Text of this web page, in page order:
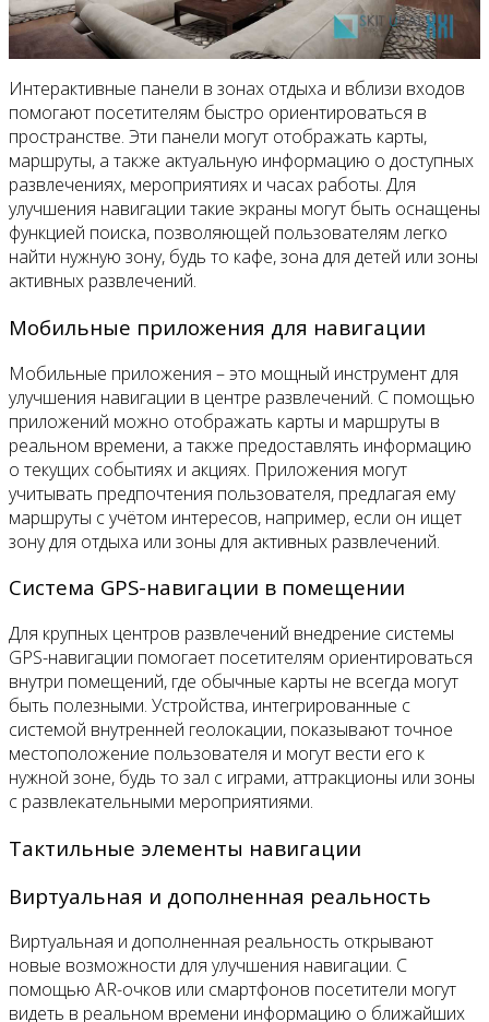
Интерактивные панели в зонах отдыха и вблизи входов
помогают посетителям быстро ориентироваться в
пространстве. Эти панели могут отображать карты,
маршруты, а также актуальную информацию о доступных
развлечениях, мероприятиях и часах работы. Для
улучшения навигации такие экраны могут быть оснащены
функцией поиска, позволяющей пользователям легко
найти нужную зону, будь то кафе, зона для детей или зоны
активных развлечений.
Мобильные приложения для навигации
Мобильные приложения – это мощный инструмент для
улучшения навигации в центре развлечений. С помощью
приложений можно отображать карты и маршруты в
реальном времени, а также предоставлять информацию
о текущих событиях и акциях. Приложения могут
учитывать предпочтения пользователя, предлагая ему
маршруты с учётом интересов, например, если он ищет
зону для отдыха или зоны для активных развлечений.
Система GPS-навигации в помещении
Для крупных центров развлечений внедрение системы
GPS-навигации помогает посетителям ориентироваться
внутри помещений, где обычные карты не всегда могут
быть полезными. Устройства, интегрированные с
системой внутренней геолокации, показывают точное
местоположение пользователя и могут вести его к
нужной зоне, будь то зал с играми, аттракционы или зоны
с развлекательными мероприятиями.
Тактильные элементы навигации
Виртуальная и дополненная реальность
Виртуальная и дополненная реальность открывают
новые возможности для улучшения навигации. С
помощью AR-очков или смартфонов посетители могут
видеть в реальном времени информацию о ближайших